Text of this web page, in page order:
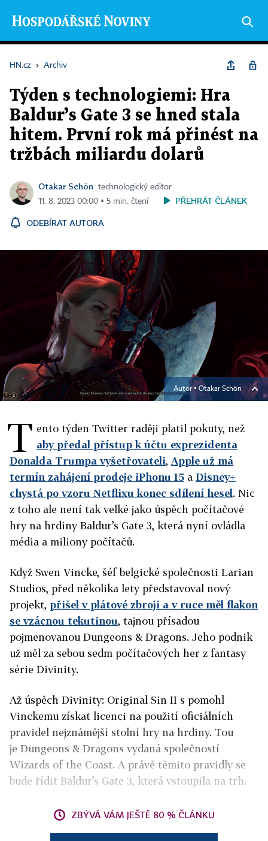
HN.cz › Archiv
Týden s technologiemi: Hra
Baldur’s Gate 3 se hned stala
hitem. První rok má přinést na
tržbách miliardu dolarů
Otakar Schön
technologický editor
11. 8. 2023 00:00 ▪ 5 min. čtení
PŘEHRÁT ČLÁNEK
ODEBÍRAT AUTORA
Autor ▪ Otakar Schön
T ento týden Twitter raději platil pokuty, než
aby předal přístup k účtu exprezidenta
Donalda Trumpa vyšetřovateli, Apple už má
termín zahájení prodeje iPhonu 15 a Disney+
chystá po vzoru Netflixu konec sdílení hesel. Nic
z toho ale není tak velké jako úspěch počítačové
hry na hrdiny Baldur’s Gate 3, která nyní ovládla
média a miliony počítačů.
Když Swen Vincke, šéf belgické společnosti Larian
Studios, před několika lety představoval nový
projekt, přišel v plátové zbroji a v ruce měl flakon
se vzácnou tekutinou, tajnou přísadou
pojmenovanou Dungeons & Dragons. Jeho podnik
už měl za sebou sedm počítačových her z fantasy
série Divinity.
Až úspěch Divinity: Original Sin II s pomohl
Vinckemu získat licenci na použití oficiálních
pravidel nejznámější stolní hry na hrdiny. Tou
je Dungeons & Dragons vydaná společností
Wizards of the Coast. A právě těmito pravidly se
bude řídit Baldur’s Gate 3, která vstoupila na trh.
ZBÝVÁ VÁM JEŠTĚ 80 % ČLÁNKU